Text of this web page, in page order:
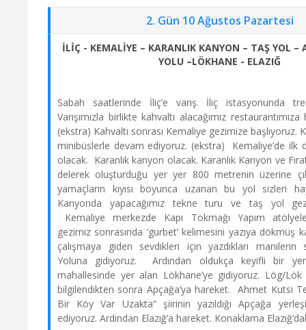
Yarım Pansiyon
SINIRLI KONTENJAN
16995 TL
+6 Kişi
11 Ekim 2026 - 14 Ekim 2026
Yarım Pansiyon
SINIRLI KONTENJAN
16995 TL
Satın Al
+7 Kişi
18 Ekim 2026 - 21 Ekim 2026
Yarım Pansiyon
SINIRLI KONTENJAN
16995 TL
2. Gün 10 Ağustos Pazartesi
İLİÇ - KEMALİYE – KARANLIK KANYON – TAŞ YOL –
YOLU –LÖKHANE - ELAZIĞ
Sabah saatlerinde İliç’e varış. İliç istasyonunda
Varışımızla birlikte kahvaltı alacağımız
(ekstra) Kahvaltı sonrası Kemaliye gezimize başlıyoruz.
minibüslerle devam ediyoruz. (ekstra) Kemaliye’de ilk
olacak. Karanlık kanyon olacak. Karanlık Kanyon ve
delerek oluşturduğu yer yer 800 metrenin üzerine
yamaçların kıyısı boyunca uzanan bu yol sizleri
Kanyonda yapacağımız tekne turu ve taş yol
Kemaliye merkezde Kapı Tokmağı Yapım
gezimiz sonrasında ‘gurbet’ kelimesini yazıya dökmüş
çalışmaya giden sevdikleri için yazdıkları manilerin
Yoluna gidiyoruz. Ardından oldukça keyifli bir
mahallesinde yer alan Lökhane’ye gidiyoruz. Lög/Lök
bilgilendikten sonra Apçağa’ya hareket. Ahmet Kutsi
Bir Köy Var Uzakta” şiirinin yazıldığı Apçağa
ediyoruz. Ardından Elazığ’a hareket. Konaklama